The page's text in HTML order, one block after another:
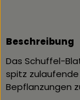
Beschreibung
Das Schuffel-
spitz
Bepflanzungen